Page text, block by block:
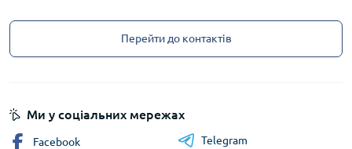
Перейти до контактів
Ми у соціальних мережах
Facebook
Telegram